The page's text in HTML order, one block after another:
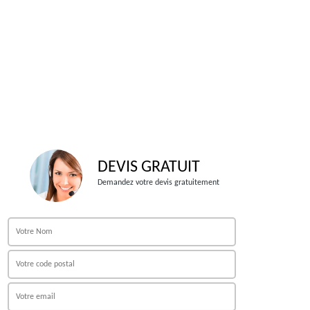
DEVIS GRATUIT
Demandez votre devis gratuitement